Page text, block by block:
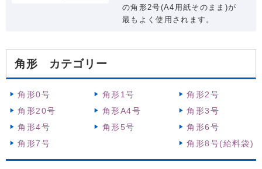
の角形2号(A4用紙そのまま)が
最もよく使用されます。
角形 カテゴリー
角形0号 角形1号
角形2号
角形20号
角形A4号
角形3号
角形4号
角形5号
角形6号
角形7号
角形8号(給料袋)